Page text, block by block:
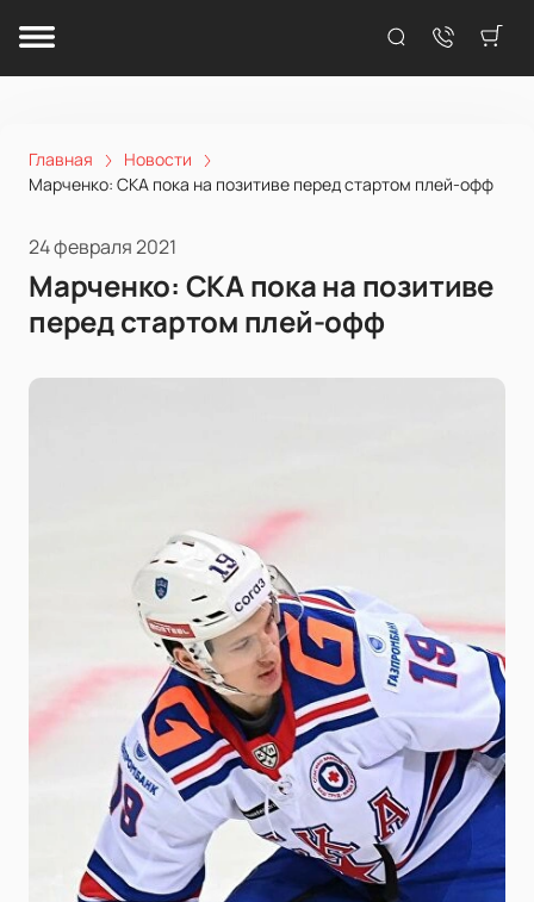
Главная
Новости
Марченко: СКА пока на позитиве перед стартом плей-офф
24 февраля 2021
Марченко: СКА пока на позитиве
перед стартом плей-офф